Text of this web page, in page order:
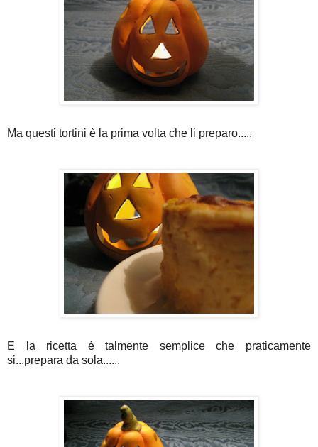
Ma questi tortini è la prima volta che li preparo.....
E la ricetta è talmente semplice che praticamente
si...prepara da sola......